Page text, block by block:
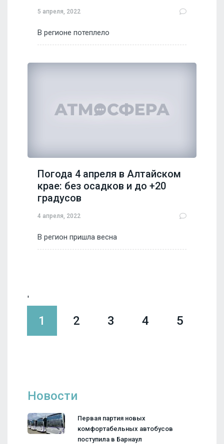
5 апреля, 2022
В регионе потеплело
Погода 4 апреля в Алтайском
крае: без осадков и до +20
градусов
4 апреля, 2022
В регион пришла весна
'
1 2 3 4 5
Новости
Первая партия новых
комфортабельных автобусов
поступила в Барнаул